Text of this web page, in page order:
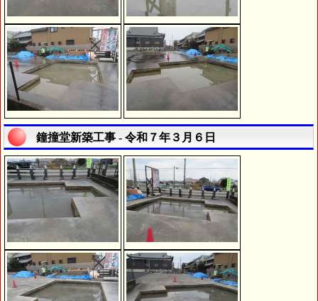
鐘撞堂新築工事 - 令和７年３月６日